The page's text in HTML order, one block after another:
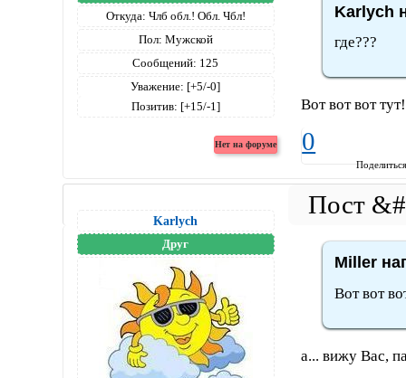
Откуда: Члб обл.! Обл. Чбл!
Пол: Мужской
Сообщений: 125
Уважение: [+5/-0]
Позитив: [+15/-1]
Karlych
где???
Вот вот вот тут!
0
Karlych
Друг
Miller
Вот вот
а... вижу Вас,